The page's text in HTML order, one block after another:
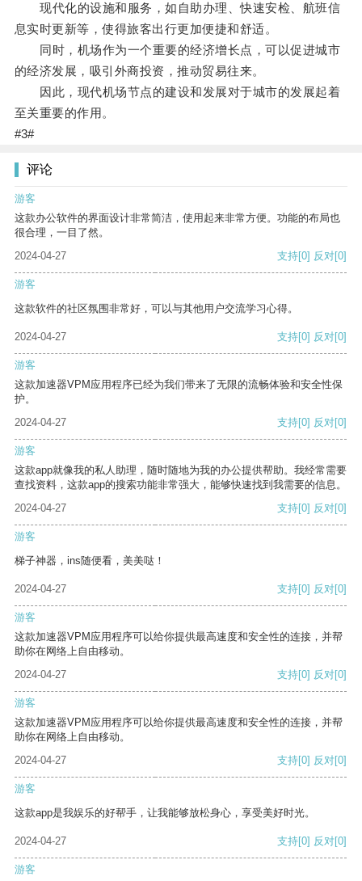
现代化的设施和服务，如自助办理、快速安检、航班信
息实时更新等，使得旅客出行更加便捷和舒适。
同时，机场作为一个重要的经济增长点，可以促进城市
的经济发展，吸引外商投资，推动贸易往来。
因此，现代机场节点的建设和发展对于城市的发展起着
至关重要的作用。
#3#
评论
游客
这款办公软件的界面设计非常简洁，使用起来非常方便。功能的布局也
很合理，一目了然。
2024-04-27
支持[0] 反对[0]
游客
这款软件的社区氛围非常好，可以与其他用户交流学习心得。
2024-04-27 支持[0] 反对[0]
游客
这款加速器VPM应用程序已经为我们带来了无限的流畅体验和安全性保
护。
2024-04-27
支持[0] 反对[0]
游客
这款app就像我的私人助理，随时随地为我的办公提供帮助。我经常需要
查找资料，这款app的搜索功能非常强大，能够快速找到我需要的信息。
2024-04-27
支持[0] 反对[0]
游客
梯子神器，ins随便看，美美哒！
2024-04-27 支持[0] 反对[0]
游客
这款加速器VPM应用程序可以给你提供最高速度和安全性的连接，并帮
助你在网络上自由移动。
2024-04-27
支持[0] 反对[0]
游客
这款加速器VPM应用程序可以给你提供最高速度和安全性的连接，并帮
助你在网络上自由移动。
2024-04-27
支持[0] 反对[0]
游客
这款app是我娱乐的好帮手，让我能够放松身心，享受美好时光。
2024-04-27 支持[0] 反对[0]
游客